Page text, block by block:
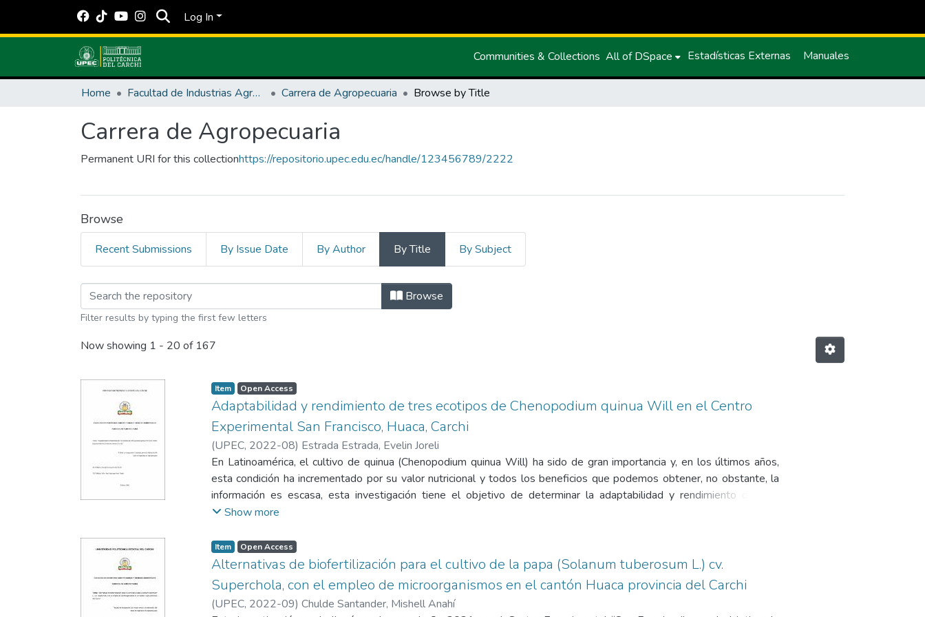
Log In
Communities & Collections All of DSpace Estadísticas Externas Manuales
Home Facultad de Industrias Agropecuarias y Ciencias Ambientales Carrera de Agropecuaria Browse by Title
Carrera de Agropecuaria
Permanent URI for this collectionhttps://repositorio.upec.edu.ec/handle/123456789/2222
Browse
Recent Submissions By Issue Date By Author By Title By Subject
Browsing Carrera de Agropecuaria by Title
Browse
Filter results by typing the first few letters
Now showing 1 - 20 of 167
Item Open Access
Adaptabilidad y rendimiento de tres ecotipos de Chenopodium quinua Will en el Centro
Experimental San Francisco, Huaca, Carchi
(UPEC, 2022-08) Estrada Estrada, Evelin Joreli
En Latinoamérica, el cultivo de quinua (Chenopodium quinua Will) ha sido de gran importancia y, en los últimos años,
esta condición ha incrementado por su valor nutricional y todos los beneficios que podemos obtener, no obstante, la
información es escasa, esta investigación tiene el objetivo de determinar la adaptabilidad y rendimiento de tres
ecotipos de Chenopodium quinua Will, lo que permitirá, además, aportar información sobre la fenología del cultivo. Se
tratamientos fueron los ecotipos Aurora, Blanca de Jericó y Tunkahuan con las siguientes variables: germinación,
emergencia, aparición hojas verdaderas, ramificación, formación panoja, inicio floración, floración, grano lechoso y
pastoso, madurez fisiológica, estas variables se consideraron los días después de la siembra, además se determinó la
duración total en días del ciclo de cada ecotipo y rendimiento. Se encontraron diferencias estadísticas significativas en la
variable germinación, emergencia y aparición primeras hojas, el mayor rendimiento fue de 2007,3 kg/ha para el ecotipo
Show more
Item Open Access
Alternativas de biofertilización para el cultivo de la papa (Solanum tuberosum L.) cv.
Superchola, con el empleo de microorganismos en el cantón Huaca provincia del Carchi
(UPEC, 2022-09) Chulde Santander, Mishell Anahí